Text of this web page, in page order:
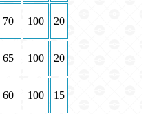
70 100 20
65 100 20
60 100 15